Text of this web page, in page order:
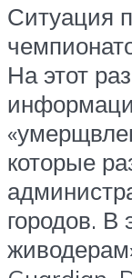
Ситуация
На этот
которые
городов. В